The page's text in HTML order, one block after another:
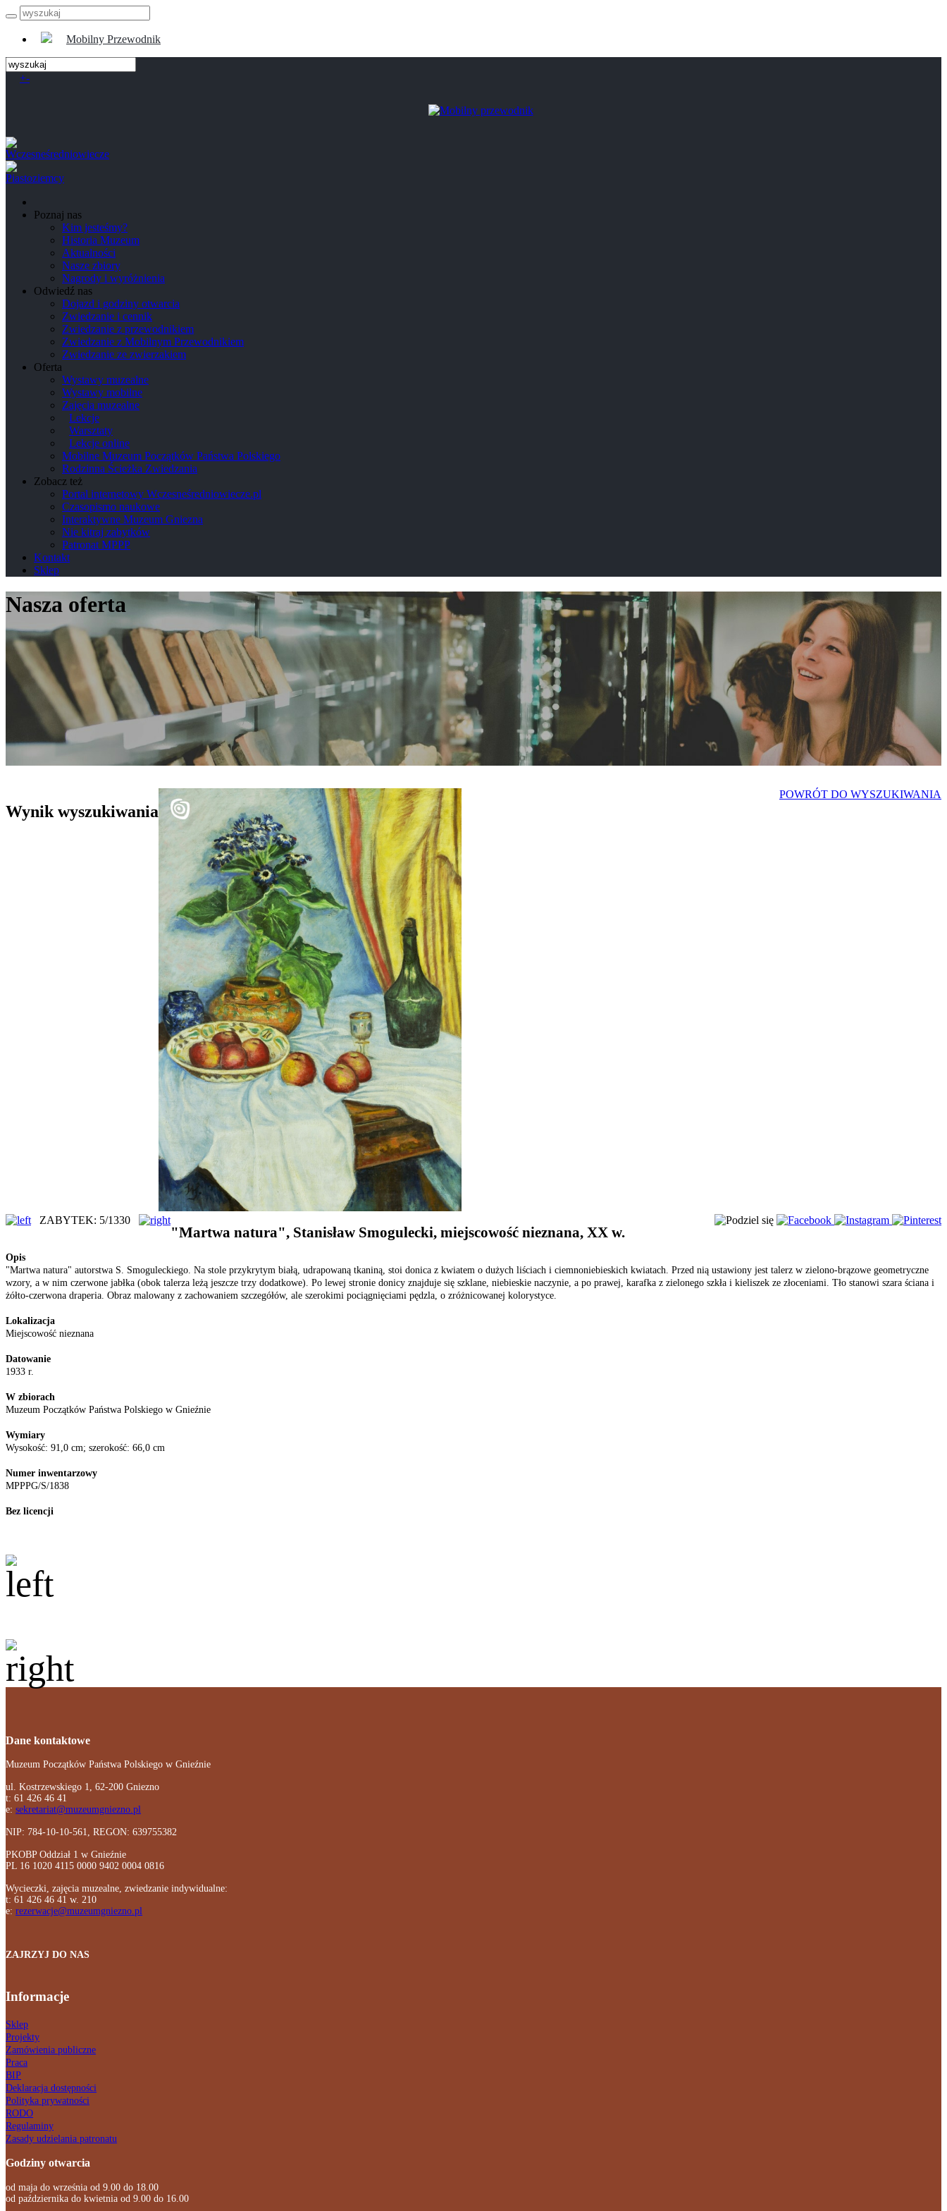
Mobilny Przewodnik
+-
Poznaj nas
Kim jesteśmy?
Historia Muzeum
Aktualności
Nasze zbiory
Nagrody i wyróżnienia
Odwiedź nas
Dojazd i godziny otwarcia
Zwiedzanie i cennik
Zwiedzanie z przewodnikiem
Zwiedzanie z Mobilnym Przewodnikiem
Zwiedzanie ze zwierzakiem
Oferta
Wystawy muzealne
Wystawy mobilne
Zajęcia muzealne
Lekcje
Warsztaty
Lekcje online
Mobilne Muzeum Początków Państwa Polskiego
Rodzinna Ścieżka Zwiedzania
Zobacz też
Portal internetowy Wczesneśredniowiecze.pl
Czasopismo naukowe
Interaktywne Muzeum Gniezna
Nie kitraj zabytków
Patronat MPPP
Kontakt
Sklep
Nasza oferta
Wynik wyszukiwania
POWRÓT DO WYSZUKIWANIA
ZABYTEK: 5/1330
"Martwa natura", Stanisław Smogulecki, miejscowość nieznana, XX w.
Opis
"Martwa natura" autorstwa S. Smoguleckiego. Na stole przykrytym białą, udrapowaną tkaniną, stoi donica z kwiatem o dużych liściach i ciemnoniebieskich kwiatach. Przed nią ustawiony jest talerz w zielono-brązowe geometryczne
wzory, a w nim czerwone jabłka (obok talerza leżą jeszcze trzy dodatkowe). Po lewej stronie donicy znajduje się szklane, niebieskie naczynie, a po prawej, karafka z zielonego szkła i kieliszek ze złoceniami. Tło stanowi szara ściana i
żółto-czerwona draperia. Obraz malowany z zachowaniem szczegółów, ale szerokimi pociągnięciami pędzla, o zróżnicowanej kolorystyce.
Lokalizacja
Miejscowość nieznana
Datowanie
1933 r.
W zbiorach
Muzeum Początków Państwa Polskiego w Gnieźnie
Wymiary
Wysokość: 91,0 cm; szerokość: 66,0 cm
Numer inwentarzowy
MPPPG/S/1838
Bez licencji
Dane kontaktowe
Muzeum Początków Państwa Polskiego w Gnieźnie
ul. Kostrzewskiego 1, 62-200 Gniezno
t: 61 426 46 41
e: sekretariat@muzeumgniezno.pl
NIP: 784-10-10-561, REGON: 639755382
PKOBP Oddział 1 w Gnieźnie
PL 16 1020 4115 0000 9402 0004 0816
Wycieczki, zajęcia muzealne, zwiedzanie indywidualne:
t: 61 426 46 41 w. 210
e: rezerwacje@muzeumgniezno.pl
ZAJRZYJ DO NAS
Informacje
Sklep
Projekty
Zamówienia publiczne
Praca
BIP
Deklaracja dostępności
Polityka prywatności
RODO
Regulaminy
Zasady udzielania patronatu
Godziny otwarcia
od maja do września od 9.00 do 18.00
od października do kwietnia od 9.00 do 16.00